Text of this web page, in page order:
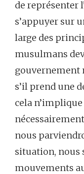
de représenter
s’appuyer sur
large des
musulmans
gouvernement
s’il prend une
cela n’implique
nous
situation, nous
mouvements